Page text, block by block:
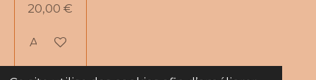
20,00 €
Ajouter au panier